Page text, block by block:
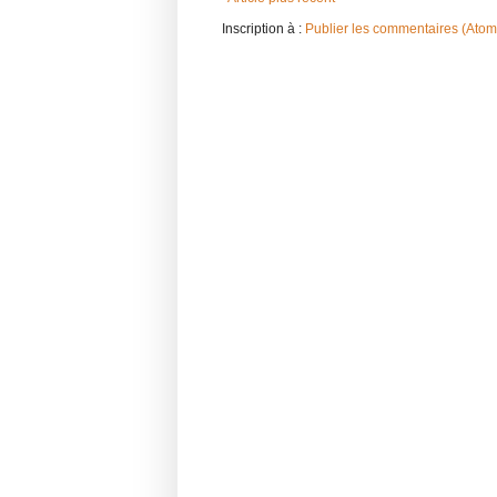
Inscription à : Publier les commentaires